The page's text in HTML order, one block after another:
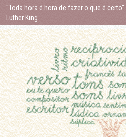
Skip
content
"Toda hora é hora de fazer o que é certo"
Luther King